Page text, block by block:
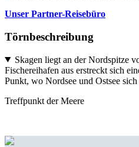
Unser Partner-Reisebüro
Törnbeschreibung
Skagen liegt an der Nordspitze
Fischereihafen aus erstreckt sich
Punkt, wo Nordsee und Ostsee sich
Treffpunkt der Meere